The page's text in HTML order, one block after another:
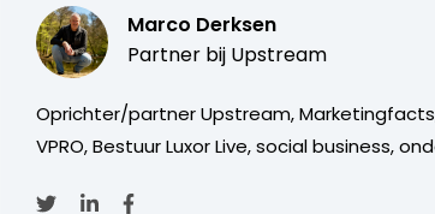
Marco Derksen
Partner bij Upstream
Oprichter/partner Upstream,
VPRO, Bestuur Luxor Live, social business,